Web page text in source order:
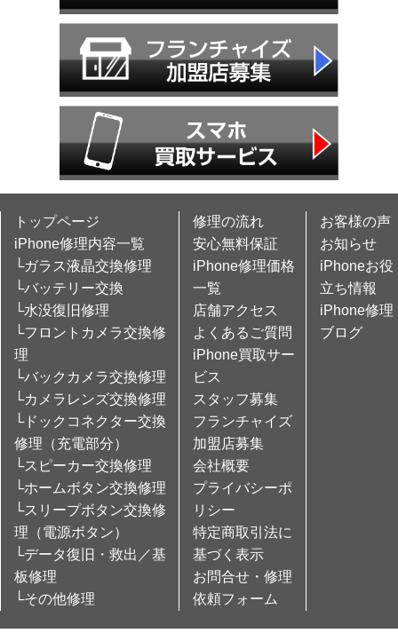
トップページ
iPhone修理内容一覧
└ガラス液晶交換修理
└バッテリー交換
└水没復旧修理
└フロントカメラ交換修
理
└バックカメラ交換修理
└カメラレンズ交換修理
└ドックコネクター交換
修理（充電部分）
└スピーカー交換修理
└ホームボタン交換修理
└スリープボタン交換修
理（電源ボタン）
└データ復旧・救出／基
板修理
└その他修理
修理の流れ
安心無料保証
iPhone修理価格
一覧
店舗アクセス
よくあるご質問
iPhone買取サー
ビス
スタッフ募集
フランチャイズ
加盟店募集
会社概要
プライバシーポ
リシー
特定商取引法に
基づく表示
お問合せ・修理
依頼フォーム
お客様の声
お知らせ
iPhoneお役
立ち情報
iPhone修理
ブログ